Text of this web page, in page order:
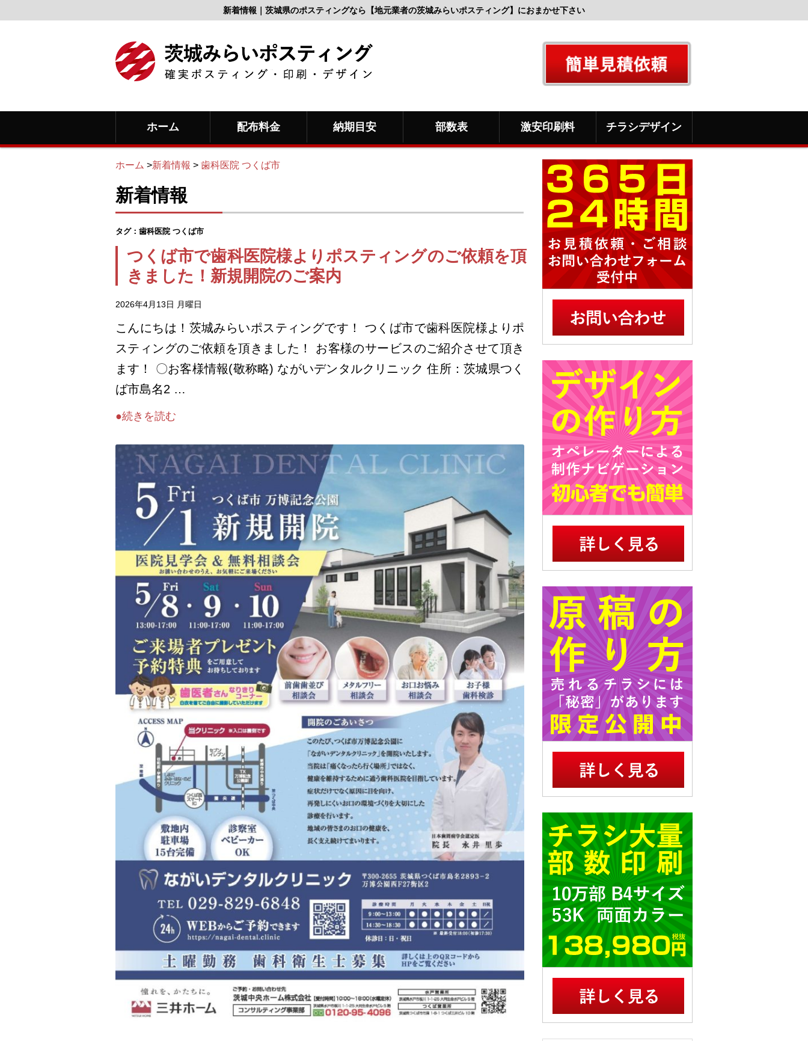
新着情報｜茨城県のポスティングなら【地元業者の茨城みらいポスティング】におまかせ下さい
ホーム 配布料金 納期目安 部数表 激安印刷料 チラシデザイン
ホーム >新着情報 > 歯科医院 つくば市
新着情報
タグ：歯科医院 つくば市
つくば市で歯科医院様よりポスティングのご依頼を頂
きました！新規開院のご案内
2026年4月13日 月曜日
こんにちは！茨城みらいポスティングです！ つくば市で歯科医院様よりポ
スティングのご依頼を頂きました！ お客様のサービスのご紹介させて頂き
ます！ 〇お客様情報(敬称略) ながいデンタルクリニック 住所：茨城県つく
ば市島名2 …
●続きを読む